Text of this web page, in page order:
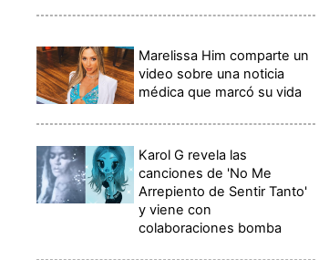
Marelissa Him comparte un
video sobre una noticia
médica que marcó su vida
Karol G revela las
canciones de 'No Me
Arrepiento de Sentir Tanto'
y viene con
colaboraciones bomba